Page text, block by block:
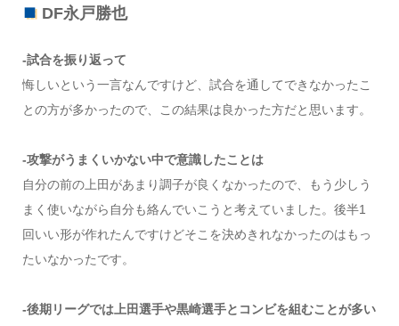
DF永戸勝也
-試合を振り返って
悔しいという一言なんですけど、試合を通してできなかったこ
との方が多かったので、この結果は良かった方だと思います。
-攻撃がうまくいかない中で意識したことは
自分の前の上田があまり調子が良くなかったので、もう少しう
まく使いながら自分も絡んでいこうと考えていました。後半1
回いい形が作れたんですけどそこを決めきれなかったのはもっ
たいなかったです。
-後期リーグでは上田選手や黒崎選手とコンビを組むことが多い